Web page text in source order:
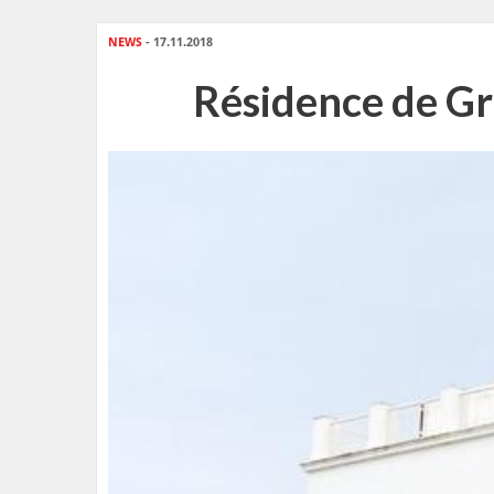
NEWS - 17.11.2018
Résidence de